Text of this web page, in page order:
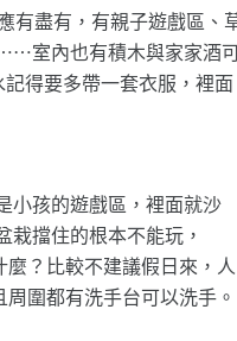
有盡有，有親子遊戲區、
室內也有積木與家家酒
得要多帶一套衣服，裡面
小孩的遊戲區，裡面就沙
擋住的根本不能玩，
？比較不建議假日來，人
圍都有洗手台可以洗手。